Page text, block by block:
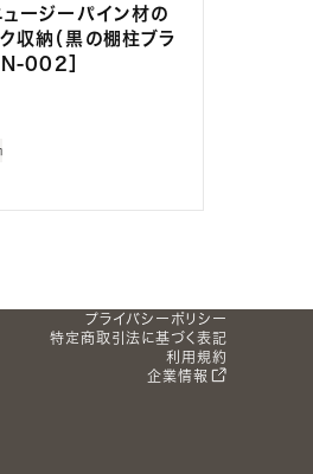
ュージーパイン材の
収納（黒の棚柱ブラ
002］
プライバシーポリシー
特定商取引法に基づく表記
利用規約
企業情報